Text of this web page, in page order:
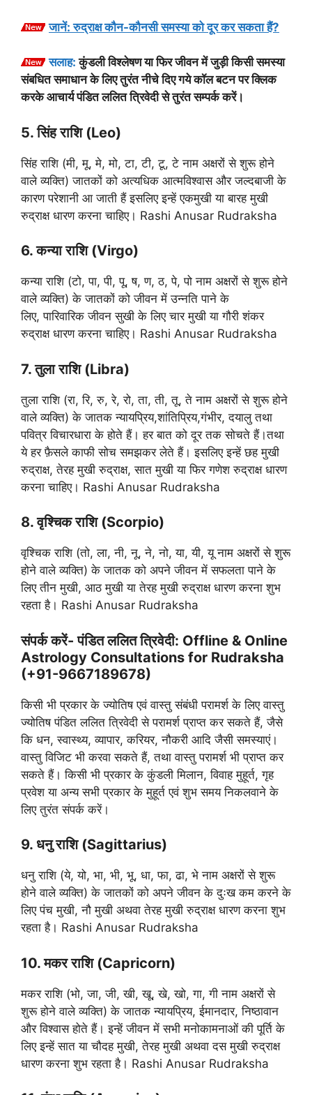
जानें: रुद्राक्ष कौन-कौनसी समस्या को दूर कर सकता हैं?
सलाह: कुंडली विश्लेषण या फिर जीवन में जुड़ी किसी समस्या
संबधित समाधान के लिए तुरंत नीचे दिए गये कॉल बटन पर क्लिक
करके आचार्य पंडित ललित त्रिवेदी से तुरंत सम्पर्क करें।
5. सिंह राशि (Leo)
सिंह राशि (मी, मू, मे, मो, टा, टी, टू, टे नाम अक्षरों से शुरू होने
वाले व्यक्ति) जातकों को अत्यधिक आत्मविश्वास और जल्दबाजी के
कारण परेशानी आ जाती हैं इसलिए इन्हें एकमुखी या बारह मुखी
रुद्राक्ष धारण करना चाहिए। Rashi Anusar Rudraksha
6. कन्या राशि (Virgo)
कन्या राशि (टो, पा, पी, पू, ष, ण, ठ, पे, पो नाम अक्षरों से शुरू होने
वाले व्यक्ति) के जातकों को जीवन में उन्नति पाने के
लिए, पारिवारिक जीवन सुखी के लिए चार मुखी या गौरी शंकर
रुद्राक्ष धारण करना चाहिए। Rashi Anusar Rudraksha
7. तुला राशि (Libra)
तुला राशि (रा, रि, रु, रे, रो, ता, ती, तू, ते नाम अक्षरों से शुरू होने
वाले व्यक्ति) के जातक न्यायप्रिय,शांतिप्रिय,गंभीर, दयालु तथा
पवित्र विचारधारा के होते हैं। हर बात को दूर तक सोचते हैं।तथा
ये हर फ़ैसले काफी सोच समझकर लेते हैं। इसलिए इन्हें छह मुखी
रुद्राक्ष, तेरह मुखी रुद्राक्ष, सात मुखी या फिर गणेश रुद्राक्ष धारण
करना चाहिए। Rashi Anusar Rudraksha
8. वृश्चिक राशि (Scorpio)
वृश्चिक राशि (तो, ला, नी, नू, ने, नो, या, यी, यू नाम अक्षरों से शुरू
होने वाले व्यक्ति) के जातक को अपने जीवन में सफलता पाने के
लिए तीन मुखी, आठ मुखी या तेरह मुखी रुद्राक्ष धारण करना शुभ
रहता है। Rashi Anusar Rudraksha
संपर्क करें- पंडित ललित त्रिवेदी: Offline & Online
Astrology Consultations for Rudraksha
(+91-9667189678)
किसी भी प्रकार के ज्योतिष एवं वास्तु संबंधी परामर्श के लिए वास्तु
ज्योतिष पंडित ललित त्रिवेदी से परामर्श प्राप्त कर सकते हैं, जैसे
कि धन, स्वास्थ्य, व्यापार, करियर, नौकरी आदि जैसी समस्याएं।
वास्तु विजिट भी करवा सकते हैं, तथा वास्तु परामर्श भी प्राप्त कर
सकते हैं। किसी भी प्रकार के कुंडली मिलान, विवाह मुहूर्त, गृह
प्रवेश या अन्य सभी प्रकार के मुहूर्त एवं शुभ समय निकलवाने के
लिए तुरंत संपर्क करें।
9. धनु राशि (Sagittarius)
धनु राशि (ये, यो, भा, भी, भू, धा, फा, ढा, भे नाम अक्षरों से शुरू
होने वाले व्यक्ति) के जातकों को अपने जीवन के दुःख कम करने के
लिए पंच मुखी, नौ मुखी अथवा तेरह मुखी रुद्राक्ष धारण करना शुभ
रहता है। Rashi Anusar Rudraksha
10. मकर राशि (Capricorn)
मकर राशि (भो, जा, जी, खी, खू, खे, खो, गा, गी नाम अक्षरों से
शुरू होने वाले व्यक्ति) के जातक न्यायप्रिय, ईमानदार, निष्ठावान
और विश्वास होते हैं। इन्हें जीवन में सभी मनोकामनाओं की पूर्ति के
लिए इन्हें सात या चौदह मुखी, तेरह मुखी अथवा दस मुखी रुद्राक्ष
धारण करना शुभ रहता है। Rashi Anusar Rudraksha